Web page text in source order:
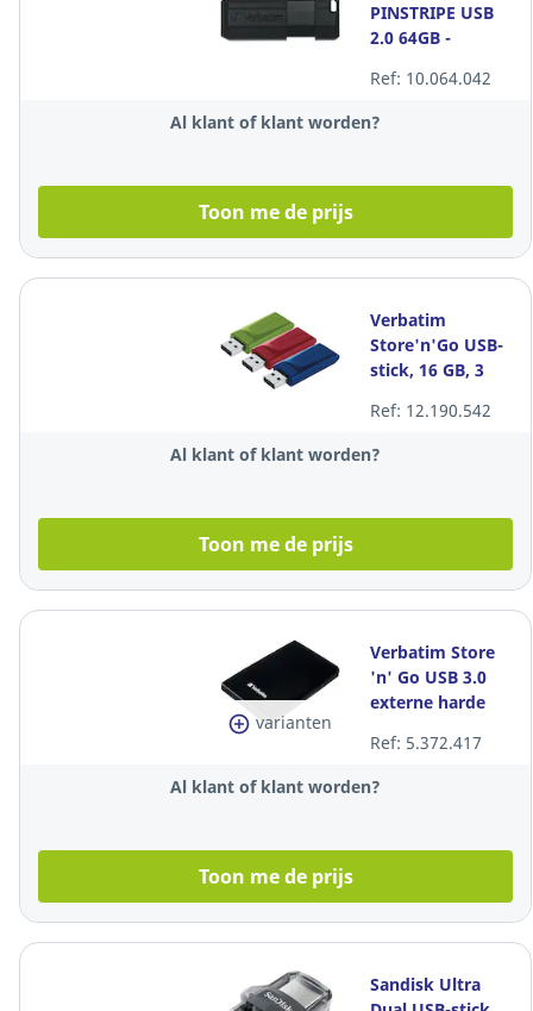
PINSTRIPE USB
2.0 64GB -
VAN 5
Ref: 10.064.042
Al klant of klant worden?
Toon me de prijs
Verbatim
Store'n'Go USB-
stick, 16 GB, 3
blauw en groen
Ref: 12.190.542
Al klant of klant worden?
Toon me de prijs
varianten
Verbatim Store
'n' Go USB 3.0
externe harde
1TB (1.000GB)
Ref: 5.372.417
Al klant of klant worden?
Toon me de prijs
Sandisk Ultra